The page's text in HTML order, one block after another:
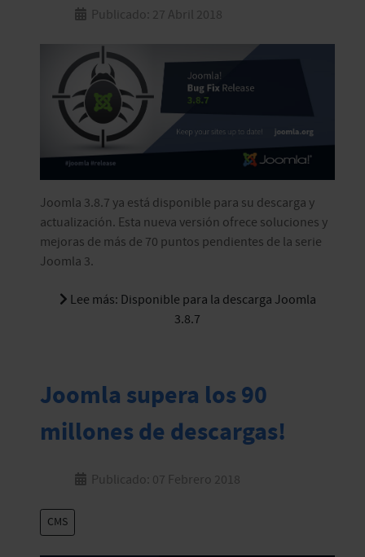
Publicado: 27 Abril 2018
Joomla 3.8.7 ya está disponible para su descarga y
actualización. Esta nueva versión ofrece soluciones y
mejoras de más de 70 puntos pendientes de la serie
Joomla 3.
Lee más: Disponible para la descarga Joomla
3.8.7
Joomla supera los 90
millones de descargas!
Publicado: 07 Febrero 2018
CMS